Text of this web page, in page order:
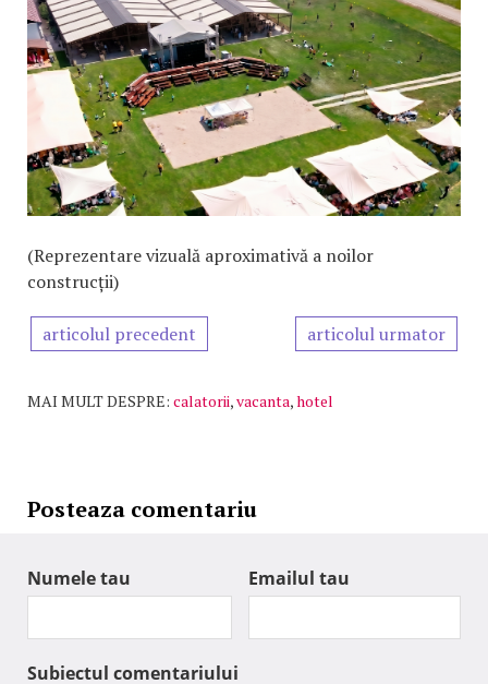
(Reprezentare vizuală aproximativă a noilor
construcții)
articolul precedent articolul urmator
MAI MULT DESPRE: calatorii,vacanta,hotel
Posteaza comentariu
Numele tau Emailul tau
Subiectul comentariului